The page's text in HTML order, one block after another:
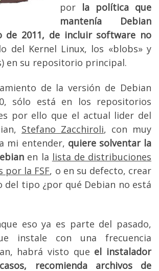
porla política que
mantenía Debian
de 2011, de incluir software no
del Kernel Linux, los «blobs» y
en su repositorio principal.
de la versión de Debian
sólo está en los repositorios
por ello que el actual lider del
Stefano Zacchiroli, con muy
mi entender, quiere solventar la
en la lista de distribuciones
por la FSF, o en su defecto, crear
del tipo ¿por qué Debian no está
eso ya es parte del pasado,
instale con una frecuencia
habrá visto que el instalador
recomienda archivos de